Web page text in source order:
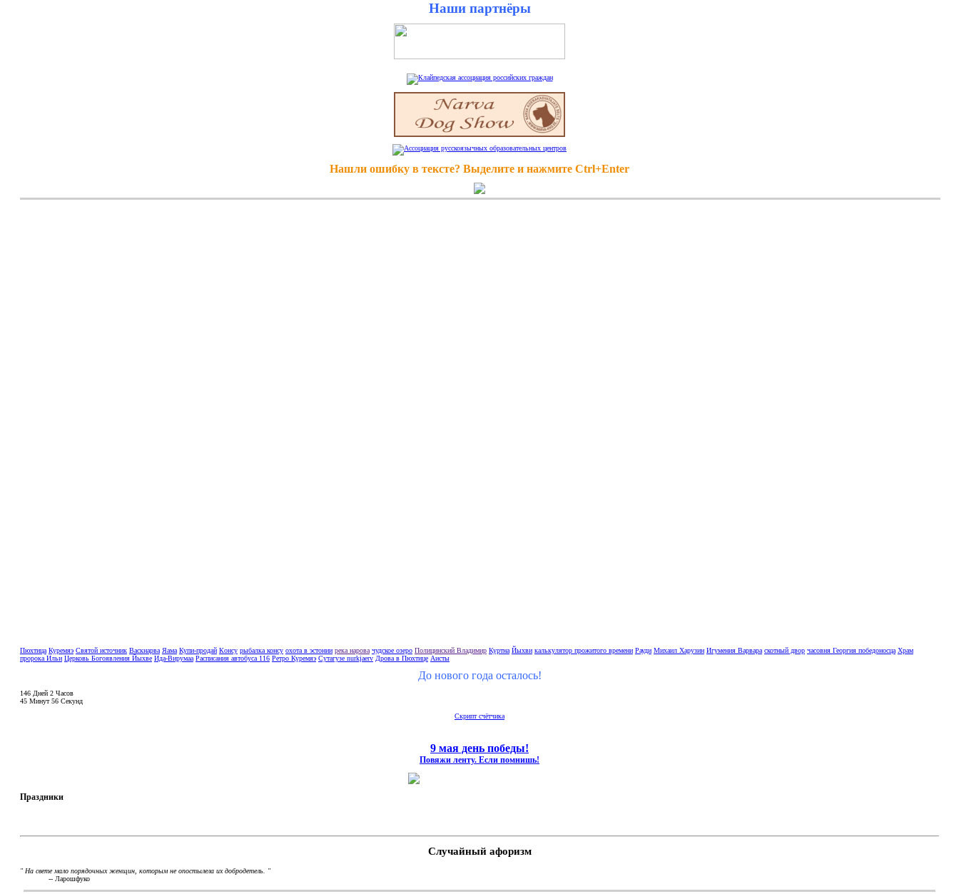
Наши партнёры
Нашли ошибку в тексте? Выделите и нажмите Ctrl+Enter
Пюхтица Куремяэ Святой источник Васкнарва Яама Купи-продай Консу рыбалка консу охота в эстонии река нарова чудское озеро Полицинский Владимир Куртна Йыхви калькулятор прожитого времени Рауди Михаил Харузин Игумения Варвара скотный двор часовня Георгия победоносца Храм
пророка Ильи Церковь Богоявления Йыхве Ида-Вирумаа Расписания автобуса 116 Ретро Куремяэ Сутагузе nurkjaerv Дрова в Пюхтице Аисты
До нового года осталось!
146 Дней 2 Часов
45 Минут 55 Секунд
Скрипт счётчика
9 мая день победы!
Повяжи ленту. Если помнишь!
Праздники
Случайный афоризм
" На свете мало порядочных женщин, которым не опостылела их добродетель. "
-- Ларошфуко